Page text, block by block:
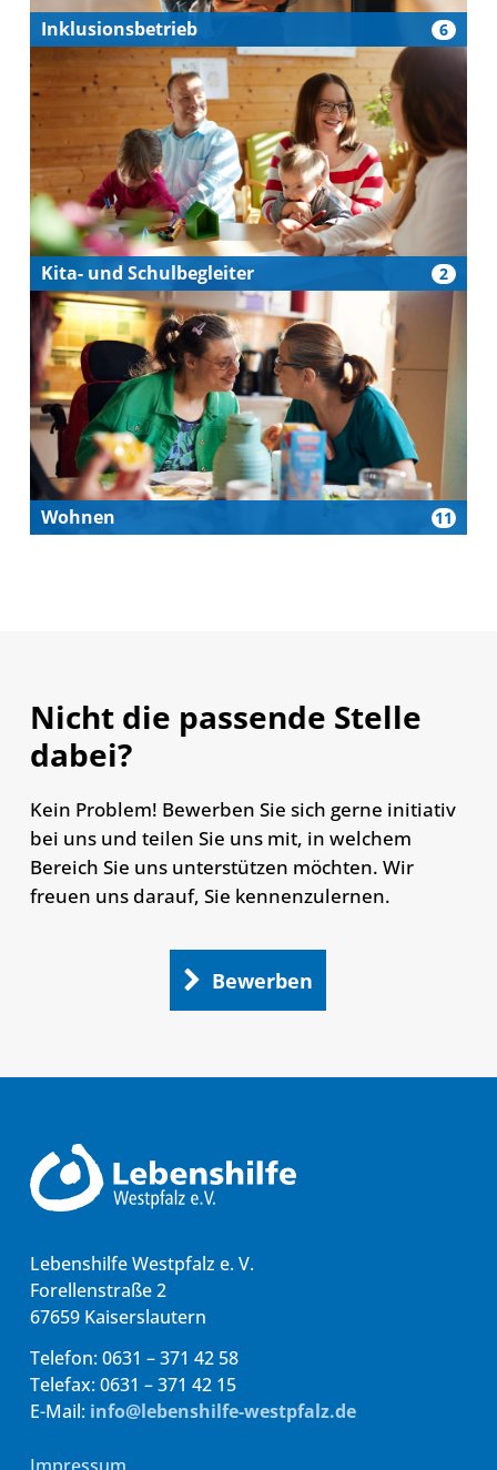
Nicht die passende Stelle
dabei?
Kein Problem! Bewerben Sie sich gerne initiativ
bei uns und teilen Sie uns mit, in welchem
Bereich Sie uns unterstützen möchten. Wir
freuen uns darauf, Sie kennenzulernen.
Bewerben
Lebenshilfe Westpfalz e. V.
Forellenstraße 2
67659 Kaiserslautern
Telefon: 0631 – 371 42 58
Telefax: 0631 – 371 42 15
E-Mail: info@lebenshilfe-westpfalz.de